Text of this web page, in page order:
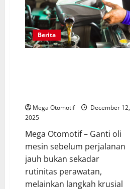
Berita
Mega Otomotif
December 12,
2025
Mega Otomotif – Ganti oli
mesin sebelum perjalanan
jauh bukan sekadar
rutinitas perawatan,
melainkan langkah krusial